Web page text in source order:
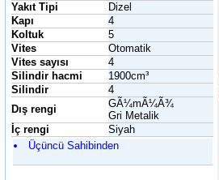
Yakıt Tipi
Dizel
Kapı
4
Koltuk
5
Vites
Otomatik
Vites sayısı
4
Silindir hacmi
1900cm³
Silindir
4
Dış rengi
GÃ¼mÃ¼Ã¾
Gri Metalik
İç rengi
Siyah
Üçüncü Sahibinden